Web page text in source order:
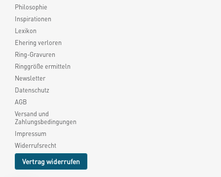
Philosophie
Inspirationen
Lexikon
Ehering verloren
Ring-Gravuren
Ringgröße ermitteln
Newsletter
Datenschutz
AGB
Versand und
Zahlungsbedingungen
Impressum
Widerrufsrecht
Vertrag widerrufen